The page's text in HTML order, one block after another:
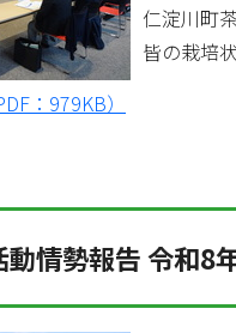
仁淀川町
皆の栽培
：979KB）
動情勢報告 令和8